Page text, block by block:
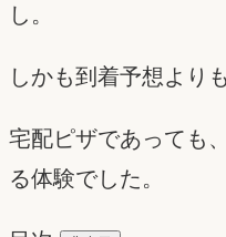
し。
しかも到着予想より
宅配ピザであっても
る体験でした。